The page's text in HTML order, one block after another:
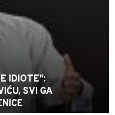
IDIOTE":
SVI GA